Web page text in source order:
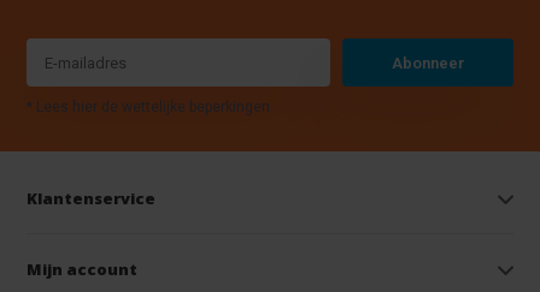
Abonneer
* Lees hier de wettelijke beperkingen
Klantenservice
Mijn account